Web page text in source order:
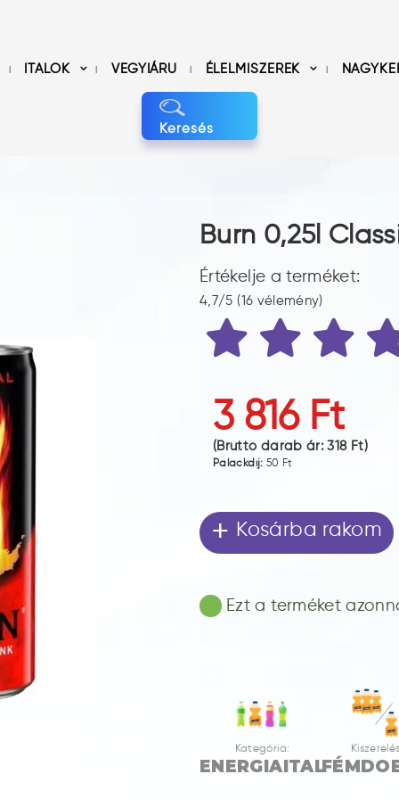
ITALOK VEGYIÁRU ÉLELMISZEREK
Keresés
Burn 0,25l
Értékelje a terméket:
4,7/5 (16 vélemény)
3 816 Ft
(Bruttó darab ár:318 Ft)
Palackdíj: 50 Ft
+ Kosárba rakom
Ezt a terméket
Kategória:
ENERGIAITAL